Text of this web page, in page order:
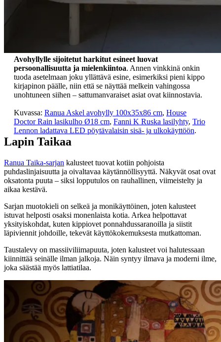
Avohyllylle sijoitetut harkitut esineet luovat
persoonallisuutta ja mielenkiintoa. Annen vinkkinä onkin
tuoda asetelmaan joku yllättävä esine, esimerkiksi pieni kippo
kirjapinon päälle, niin että se näyttää melkein vahingossa
unohtuneen siihen – sattumanvaraiset asiat ovat kiinnostavia.
Kuvassa: Ranua Askel avohylly 100x35x86 cm, House
Doctor Rain lasikulho Ø18 cm, Fanni K Ruska lasilyhty, Trio
Lennon ladattava LED pöytävalaisin sisä- ja ulkokäyttöön.
Lapin Taikaa
Ranua Taika-sarjan kalusteet tuovat kotiin pohjoista
puhdaslinjaisuutta ja oivaltavaa käytännöllisyyttä. Näkyvät osat ovat
oksatonta puuta – siksi lopputulos on rauhallinen, viimeistelty ja
aikaa kestävä.
Sarjan muotokieli on selkeä ja monikäyttöinen, joten kalusteet
istuvat helposti osaksi monenlaista kotia. Arkea helpottavat
yksityiskohdat, kuten kippiovet ponnahdussaranoilla ja siistit
läpiviennit johdoille, tekevät käyttökokemuksesta mutkattoman.
Taustalevy on massiiviliimapuuta, joten kalusteet voi halutessaan
kiinnittää seinälle ilman jalkoja. Näin syntyy ilmava ja moderni ilme,
joka säästää myös lattiatilaa.